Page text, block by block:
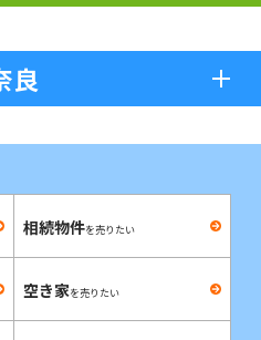
良
相続物件を売りたい
空き家を売りたい